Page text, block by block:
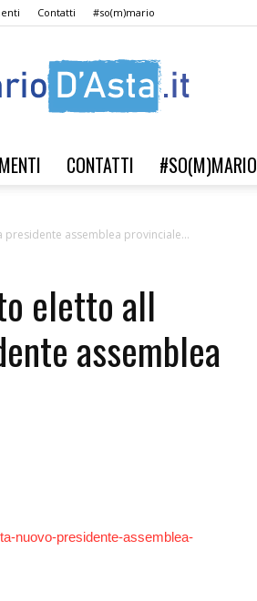
Contatti #so(m)mario
il
CONTATTI #SO(M)MARIO
presidente assemblea provinciale...
eletto all
assemblea
nuovo-presidente-assemblea-